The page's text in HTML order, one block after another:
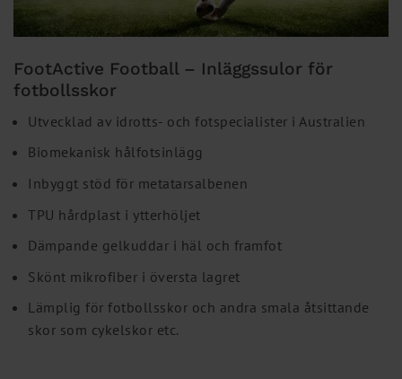
FootActive Football – Inläggssulor för
fotbollsskor
Utvecklad av idrotts- och fotspecialister i Australien
Biomekanisk hålfotsinlägg
Inbyggt stöd för metatarsalbenen
TPU hårdplast i ytterhöljet
Dämpande gelkuddar i häl och framfot
Skönt mikrofiber i översta lagret
Lämplig för fotbollsskor och andra smala åtsittande
skor som cykelskor etc.